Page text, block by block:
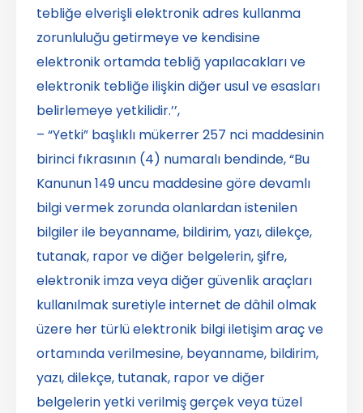
tebliğe elverişli elektronik adres kullanma
zorunluluğu getirmeye ve kendisine
elektronik ortamda tebliğ yapılacakları ve
elektronik tebliğe ilişkin diğer usul ve esasları
belirlemeye yetkilidir.’’,
– “Yetki” başlıklı mükerrer 257 nci maddesinin
birinci fıkrasının (4) numaralı bendinde, “Bu
Kanunun 149 uncu maddesine göre devamlı
bilgi vermek zorunda olanlardan istenilen
bilgiler ile beyanname, bildirim, yazı, dilekçe,
tutanak, rapor ve diğer belgelerin, şifre,
elektronik imza veya diğer güvenlik araçları
kullanılmak suretiyle internet de dâhil olmak
üzere her türlü elektronik bilgi iletişim araç ve
ortamında verilmesine, beyanname, bildirim,
yazı, dilekçe, tutanak, rapor ve diğer
belgelerin yetki verilmiş gerçek veya tüzel